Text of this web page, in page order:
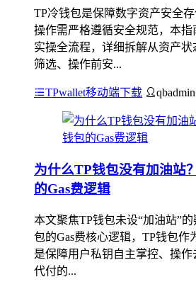
TP冷钱包是保障数字资产安全
操作需严格遵循安全规范，本
实操全流程，详细拆解从资产
筛选、操作前安...
TPwallet移动端下载 qbadmin
为什么TP钱包没有加油站
的Gas费逻辑
本文聚焦TP钱包未设“加油站”
包的Gas费核心逻辑，TP钱包作
是保障用户私钥自主掌控、操作
代付的...